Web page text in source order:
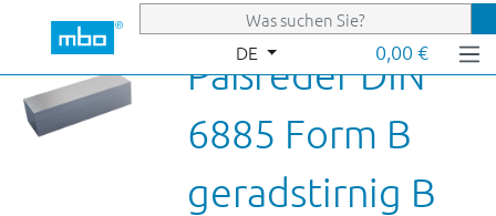
Zum Hauptinhalt springen
DE 0,00 €
Paßfeder DIN
6885 Form B
geradstirnig B